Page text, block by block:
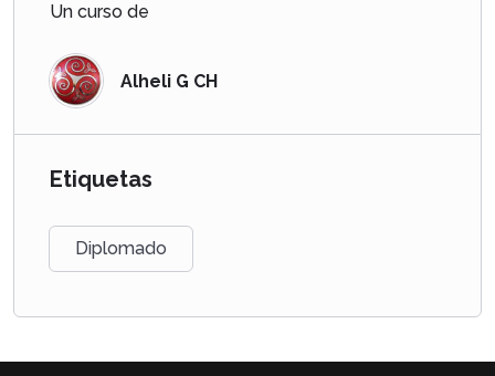
Un curso de
Alheli G CH
Etiquetas
Diplomado